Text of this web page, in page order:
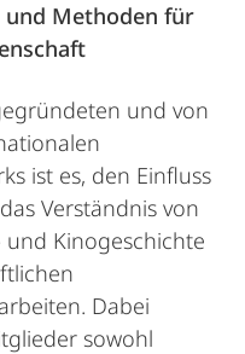
Methoden für
und von
ist es, den Einfluss
Verständnis von
Kinogeschichte
Dabei
sowohl